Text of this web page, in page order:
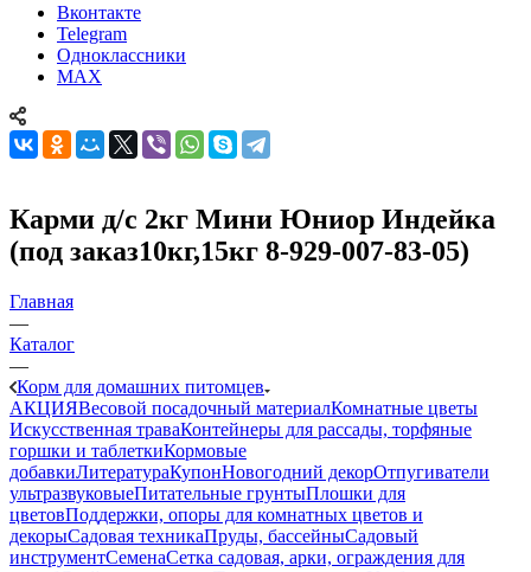
Вконтакте
Telegram
Одноклассники
MAX
Карми д/с 2кг Мини Юниор Индейка
(под заказ10кг,15кг 8-929-007-83-05)
Главная
—
Каталог
—
Корм для домашних питомцев
АКЦИЯВесовой посадочный материалКомнатные цветы
Искусственная траваКонтейнеры для рассады, торфяные
горшки и таблеткиКормовые
добавкиЛитератураКупонНовогодний декорОтпугиватели
ультразвуковыеПитательные грунтыПлошки для
цветовПоддержки, опоры для комнатных цветов и
декорыСадовая техникаПруды, бассейныСадовый
инструментСеменаСетка садовая, арки, ограждения для